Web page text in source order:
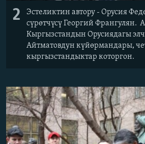
2
Эстеликтин автору - Орусия
сүрөтчүсү Георгий Франгулян.
Кыргызстандын Орусиядагы
Айтматовдун күйөрмандары,
кыргызстандыктар которгон.